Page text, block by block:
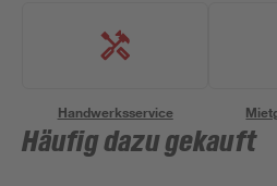
Handwerksservice
Häufig dazu gekauft